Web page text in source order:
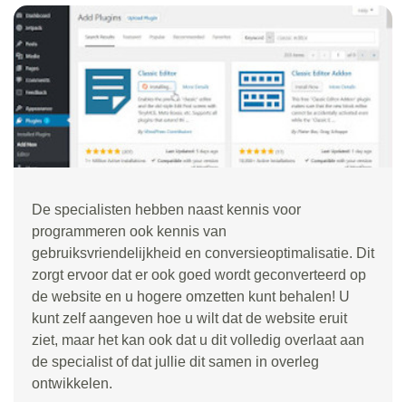
De specialisten hebben naast kennis voor
programmeren ook kennis van
gebruiksvriendelijkheid en conversieoptimalisatie. Dit
zorgt ervoor dat er ook goed wordt geconverteerd op
de website en u hogere omzetten kunt behalen! U
kunt zelf aangeven hoe u wilt dat de website eruit
ziet, maar het kan ook dat u dit volledig overlaat aan
de specialist of dat jullie dit samen in overleg
ontwikkelen.